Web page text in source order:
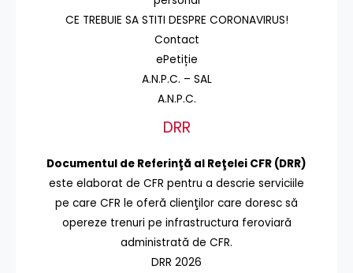
CE TREBUIE SA STITI DESPRE CORONAVIRUS!
Contact
ePetiție
A.N.P.C. – SAL
A.N.P.C.
DRR
Documentul de Referinţă al Reţelei CFR (DRR)
este elaborat de CFR pentru a descrie serviciile
pe care CFR le oferă clienţilor care doresc să
opereze trenuri pe infrastructura feroviară
administrată de CFR.
DRR 2026